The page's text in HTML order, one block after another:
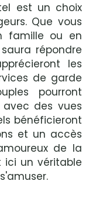
est un choix
Que vous
famille ou en
répondre
les
de garde
pourront
des vues
bénéficieront
et un accès
de la
ici un véritable